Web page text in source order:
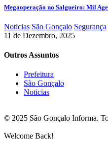
Megaoperação no Salgueiro: Mil
Noticias São Gonçalo Segurança
11 de Dezembro, 2025
Outros Assuntos
Prefeitura
São Gonçalo
Noticias
© 2025 São Gonçalo Informa.
Welcome Back!